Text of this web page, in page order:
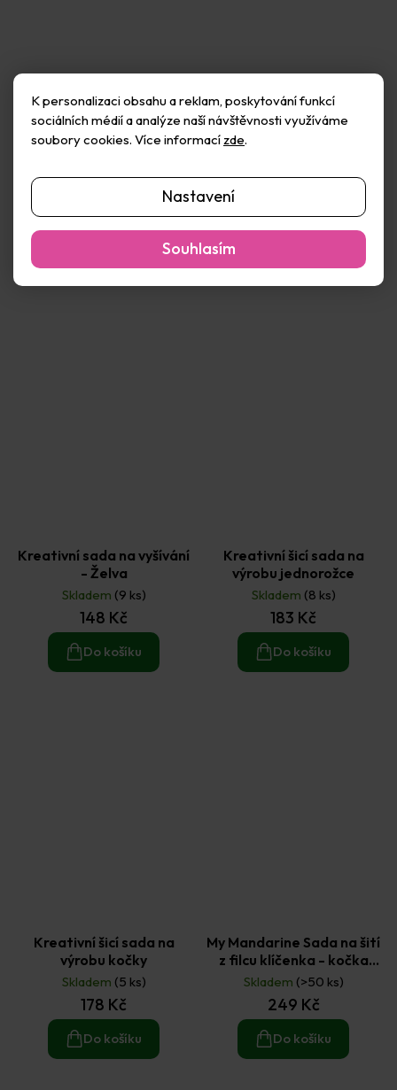
K personalizaci obsahu a reklam, poskytování funkcí
sociálních médií a analýze naší návštěvnosti využíváme
soubory cookies. Více informací zde.
Nastavení
Souhlasím
148 Kč
Do košíku
90 Kč
Do košíku
Kreativní sada na vyšívání
- Želva
Skladem (9 ks)
148 Kč
Do košíku
Kreativní šicí sada na
výrobu jednorožce
Skladem (8 ks)
183 Kč
Do košíku
Kreativní šicí sada na
výrobu kočky
Skladem (5 ks)
178 Kč
Do košíku
My Mandarine Sada na šití
z filcu klíčenka - kočka
(2ks)
Skladem (>50 ks)
249 Kč
Do košíku